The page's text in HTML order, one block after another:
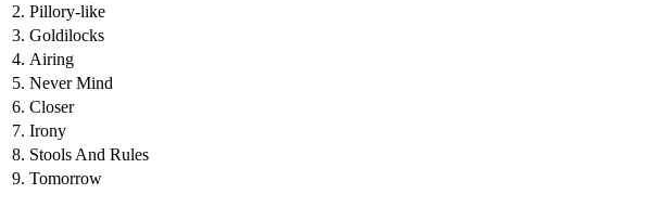
2. Pillory-like
3. Goldilocks
4. Airing
5. Never Mind
6. Closer
7. Irony
8. Stools And Rules
9. Tomorrow